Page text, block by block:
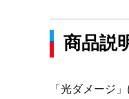
商品説
「光ダメージ